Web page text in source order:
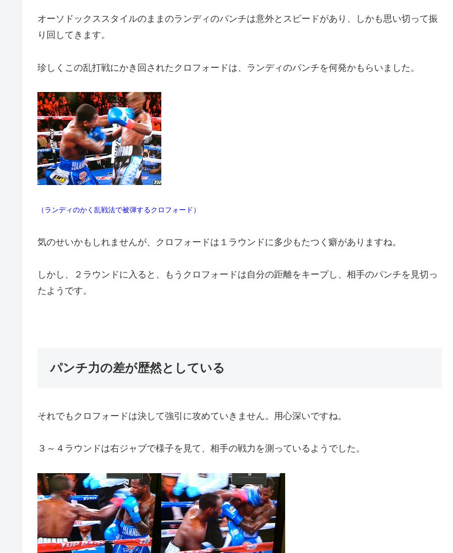
オーソドックススタイルのままのランディのパンチは意外とスピードがあり、しかも思い切って振
り回してきます。
珍しくこの乱打戦にかき回されたクロフォードは、ランディのパンチを何発かもらいました。
（ランディのかく乱戦法で被弾するクロフォード）
気のせいかもしれませんが、クロフォードは１ラウンドに多少もたつく癖がありますね。
しかし、２ラウンドに入ると、もうクロフォードは自分の距離をキープし、相手のパンチを見切っ
たようです。
パンチ力の差が歴然としている
それでもクロフォードは決して強引に攻めていきません。用心深いですね。
３～４ラウンドは右ジャブで様子を見て、相手の戦力を測っているようでした。